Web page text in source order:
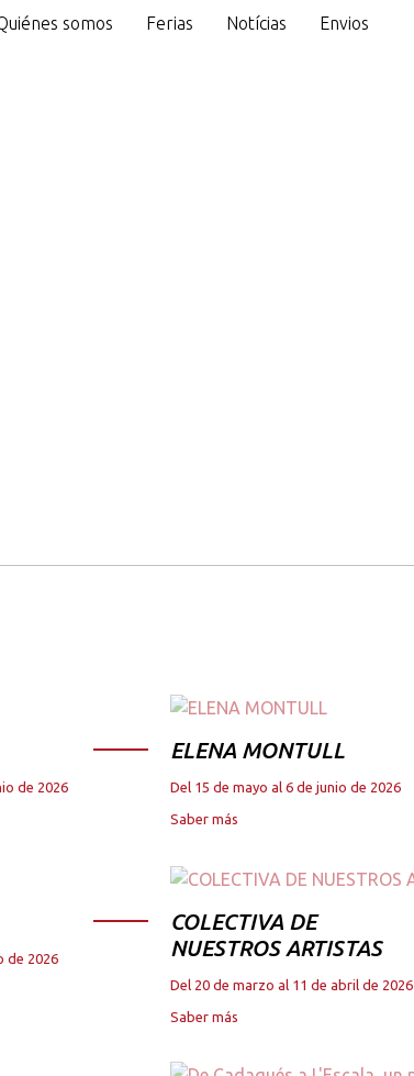
somos Ferias Notícias
Envios
de 2026
ELENA MONTULL
Del 15 de mayo al 6 de junio de 2026
Saber más
de 2026
COLECTIVA DE
NUESTROS ARTISTAS
Del 20 de marzo al 11 de abril de 2026
Saber más